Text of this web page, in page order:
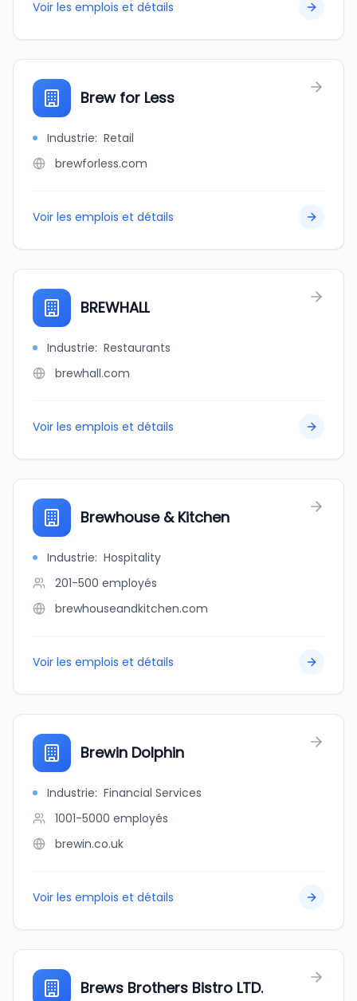
Voir les emplois et détails
Brew for Less
Industrie: Retail
brewforless.com
Voir les emplois et détails
BREWHALL
Industrie: Restaurants
brewhall.com
Voir les emplois et détails
Brewhouse & Kitchen
Industrie: Hospitality
201-500 employés
brewhouseandkitchen.com
Voir les emplois et détails
Brewin Dolphin
Industrie: Financial Services
1001-5000 employés
brewin.co.uk
Voir les emplois et détails
Brews Brothers Bistro LTD.